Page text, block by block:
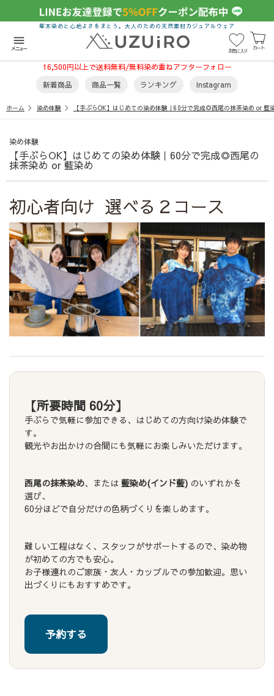
menu
メニュー お気に入り カート
草木染めと心地よさをまとう。大人のための天然素材カジュアルウェア
16,500円以上で送料無料/無料染め重ねアフターフォロー
新着商品
商品一覧 ランキング Instagram
ホーム 染め体験 【手ぶらOK】はじめての染め体験｜60分で完成◎西尾の抹茶染め or 藍
染め体験
【手ぶらOK】はじめての染め体験｜60分で完成◎西尾の
抹茶染め or 藍染め
初心者向け 選べる２コース
【所要時間 60分】
手ぶらで気軽に参加できる、はじめての方向け染め体験で
す。
観光やお出かけの合間にも気軽にお楽しみいただけます。
西尾の抹茶染め、または 藍染め(インド藍) のいずれかを
選び、
60分ほどで自分だけの色柄づくりを楽しめます。
難しい工程はなく、スタッフがサポートするので、染め物
が初めての方でも安心。
お子様連れのご家族・友人・カップルでの参加歓迎。思い
出づくりにもおすすめです。
予約する